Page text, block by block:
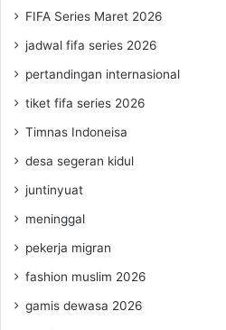
FIFA Series Maret 2026
jadwal fifa series 2026
pertandingan internasional
tiket fifa series 2026
Timnas Indoneisa
desa segeran kidul
juntinyuat
meninggal
pekerja migran
fashion muslim 2026
gamis dewasa 2026